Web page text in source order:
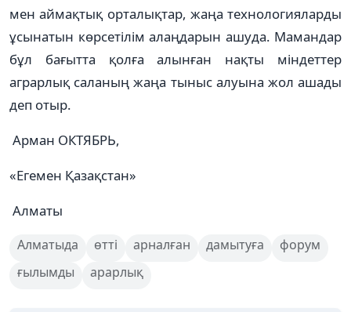
мен аймақтық орталықтар, жаңа технологияларды
ұсынатын көрсетілім алаңдарын ашуда. Мамандар
бұл бағытта қолға алынған нақты міндеттер
аграрлық саланың жаңа тыныс алуына жол ашады
деп отыр.
Арман ОКТЯБРЬ,
«Егемен Қазақстан»
Алматы
Алматыда өтті арналған дамытуға
форум
ғылымды
арарлық